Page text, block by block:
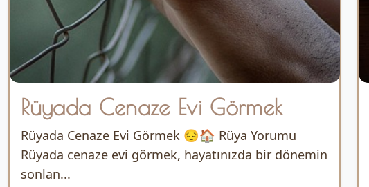
Rüyada Cenaze Evi Görmek
Rüyada Cenaze Evi Görmek 😔🏠 Rüya Yorumu
Rüyada cenaze evi görmek, hayatınızda bir dönemin
sonlan...